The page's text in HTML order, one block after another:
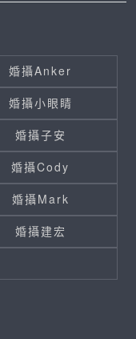
婚攝Anker
婚攝小眼睛
婚攝子安
婚攝Cody
婚攝Mark
婚攝建宏